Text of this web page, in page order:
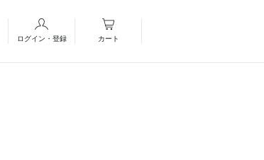
ログイン・登録 カート